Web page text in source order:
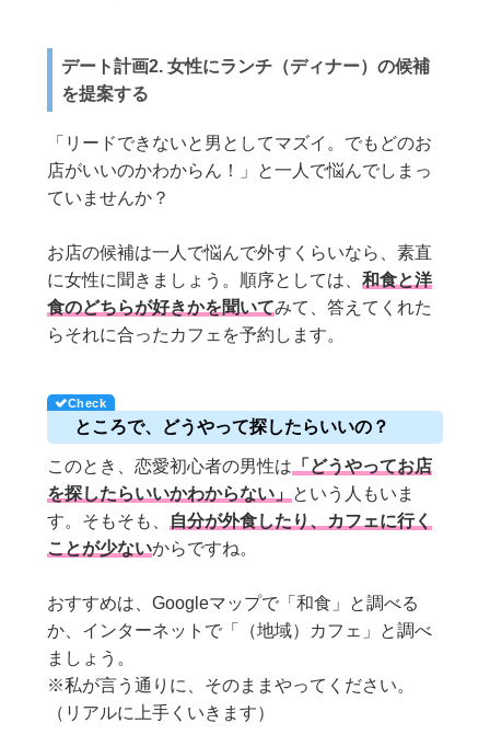
デート計画2. 女性にランチ（ディナー）の候補
を提案する
「リードできないと男としてマズイ。でもどのお
店がいいのかわからん！」と一人で悩んでしまっ
ていませんか？
お店の候補は一人で悩んで外すくらいなら、素直
に女性に聞きましょう。順序としては、和食と洋
食のどちらが好きかを聞いてみて、答えてくれた
らそれに合ったカフェを予約します。
ところで、どうやって探したらいいの？
このとき、恋愛初心者の男性は 「どうやってお店
を探したらいいかわからない」
という人もいま
す。そもそも、
自分が外食したり、カフェに行く
ことが少ないからですね。
おすすめは、Googleマップで「和食」と調べる
か、インターネットで「（地域）カフェ」と調べ
ましょう。
※私が言う通りに、そのままやってください。
（リアルに上手くいきます）